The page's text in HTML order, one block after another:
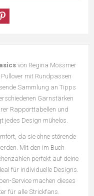
von Regina Mössmer
mit Rundpassen
Sammlung an Tipps
Garnstärken
Rapporttabellen und
Design mühelos.
da sie ohne störende
Mit den im Buch
perfekt auf deine
für individuelle Designs.
Service machen dieses
für alle Strickfans.